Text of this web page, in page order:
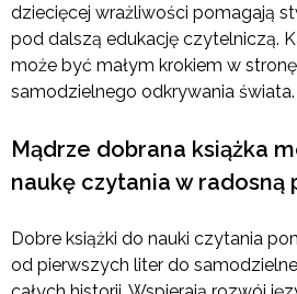
dziecięcej wrażliwości pomagają
pod dalszą edukację czytelniczą.
może być małym krokiem w
samodzielnego odkrywania świata.
Mądrze dobrana książka
naukę czytania w radosną
Dobre książki do nauki czytania
od pierwszych liter do